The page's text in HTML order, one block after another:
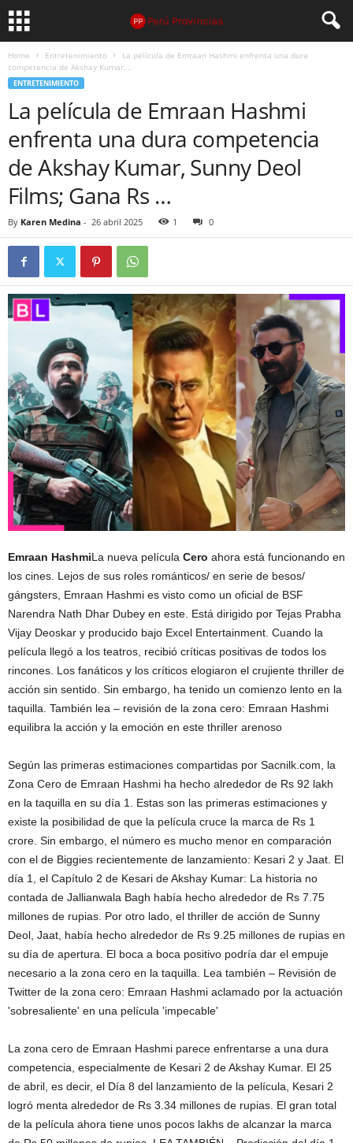
Home Entretenimiento
La película de Emraan Hashmi enfrenta una dura
competencia de Akshay Kumar,...
ENTRETENIMIENTO
La película de Emraan Hashmi
enfrenta una dura competencia
de Akshay Kumar, Sunny Deol
Films; Gana Rs …
By Karen Medina - 26 abril 2025 1 0
Emraan HashmiLa nueva película Cero ahora está funcionando en
los cines. Lejos de sus roles románticos/ en serie de besos/
gángsters, Emraan Hashmi es visto como un oficial de BSF
Narendra Nath Dhar Dubey en este. Está dirigido por Tejas Prabha
Vijay Deoskar y producido bajo Excel Entertainment. Cuando la
película llegó a los teatros, recibió críticas positivas de todos los
rincones. Los fanáticos y los críticos elogiaron el crujiente thriller de
acción sin sentido. Sin embargo, ha tenido un comienzo lento en la
taquilla. También lea – revisión de la zona cero: Emraan Hashmi
equilibra la acción y la emoción en este thriller arenoso
Según las primeras estimaciones compartidas por Sacnilk.com, la
Zona Cero de Emraan Hashmi ha hecho alrededor de Rs 92 lakh
en la taquilla en su día 1. Estas son las primeras estimaciones y
existe la posibilidad de que la película cruce la marca de Rs 1
crore. Sin embargo, el número es mucho menor en comparación
con el de Biggies recientemente de lanzamiento: Kesari 2 y Jaat. El
día 1, el Capítulo 2 de Kesari de Akshay Kumar: La historia no
contada de Jallianwala Bagh había hecho alrededor de Rs 7.75
millones de rupias. Por otro lado, el thriller de acción de Sunny
Deol, Jaat, había hecho alrededor de Rs 9.25 millones de rupias en
su día de apertura. El boca a boca positivo podría dar el empuje
necesario a la zona cero en la taquilla. Lea también – Revisión de
Twitter de la zona cero: Emraan Hashmi aclamado por la actuación
'sobresaliente' en una película 'impecable'
La zona cero de Emraan Hashmi parece enfrentarse a una dura
competencia, especialmente de Kesari 2 de Akshay Kumar. El 25
de abril, es decir, el Día 8 del lanzamiento de la película, Kesari 2
logró menta alrededor de Rs 3.34 millones de rupias. El gran total
de la película ahora tiene unos pocos lakhs de alcanzar la marca